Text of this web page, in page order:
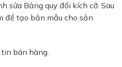
sửa Bảng quy đổi kích cỡ. Sau
để tạo bản mẫu cho sản
bán hàng.